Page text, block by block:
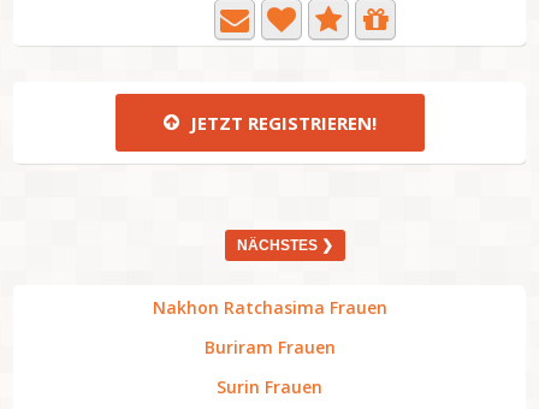
JETZT REGISTRIEREN!
NÄCHSTES ❯
Nakhon Ratchasima Frauen
Buriram Frauen
Surin Frauen